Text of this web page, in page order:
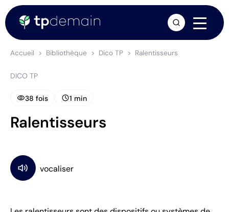
Accueil Bibliothèque Dico TP Ralentisseurs
DICO TP
visibility38 fois schedule1 min
Ralentisseurs
arrow_forward